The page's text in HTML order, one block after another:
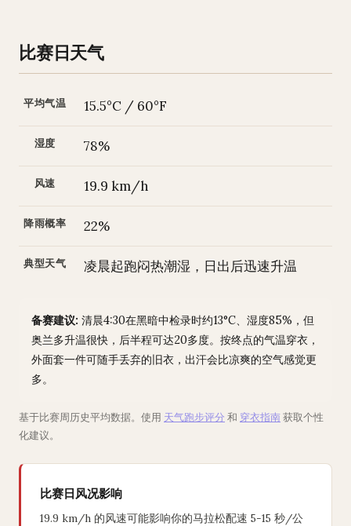
比赛日天气
平均气温 15.5°C / 60°F
湿度 78%
风速 19.9 km/h
降雨概率 22%
典型天气 凌晨起跑闷热潮湿，日出后迅速升温
备赛建议: 清晨4:30在黑暗中检录时约13°C、湿度85%，但
奥兰多升温很快，后半程可达20多度。按终点的气温穿衣，
外面套一件可随手丢弃的旧衣，出汗会比凉爽的空气感觉更
多。
基于比赛周历史平均数据。使用 天气跑步评分 和 穿衣指南获取个性
化建议。
比赛日风况影响
19.9 km/h 的风速可能影响你的马拉松配速 5-15 秒/公